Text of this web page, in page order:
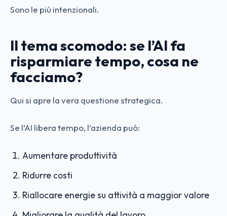
Sono le più intenzionali.
Il tema scomodo: se l’AI fa
risparmiare tempo, cosa ne
facciamo?
Qui si apre la vera questione strategica.
Se l’AI libera tempo, l’azienda può:
Aumentare produttività
Ridurre costi
Riallocare energie su attività a maggior valore